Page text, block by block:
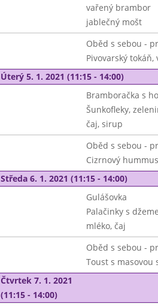
vařený brambor
jablečný mošt
Oběd s sebou -
Pivovarský
Úterý 5. 1. 2021 (11:15 - 14:00)
Bramboračka s
Šunkofleky,
čaj, sirup
Oběd s sebou -
Cizrnový
Středa 6. 1. 2021 (11:15 - 14:00)
Gulášovka
Palačinky s
mléko, čaj
Oběd s sebou -
Toust s masovou
Čtvrtek 7. 1. 2021
(11:15 - 14:00)